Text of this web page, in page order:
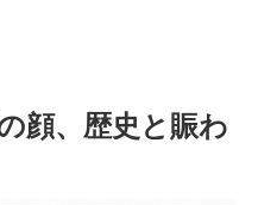
顔、歴史と賑わ